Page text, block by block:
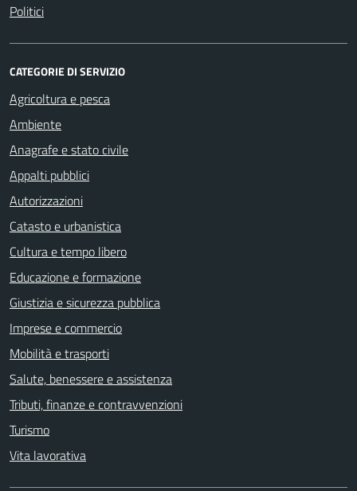
Politici
CATEGORIE DI SERVIZIO
Agricoltura e pesca
Ambiente
Anagrafe e stato civile
Appalti pubblici
Autorizzazioni
Catasto e urbanistica
Cultura e tempo libero
Educazione e formazione
Giustizia e sicurezza pubblica
Imprese e commercio
Mobilità e trasporti
Salute, benessere e assistenza
Tributi, finanze e contravvenzioni
Turismo
Vita lavorativa